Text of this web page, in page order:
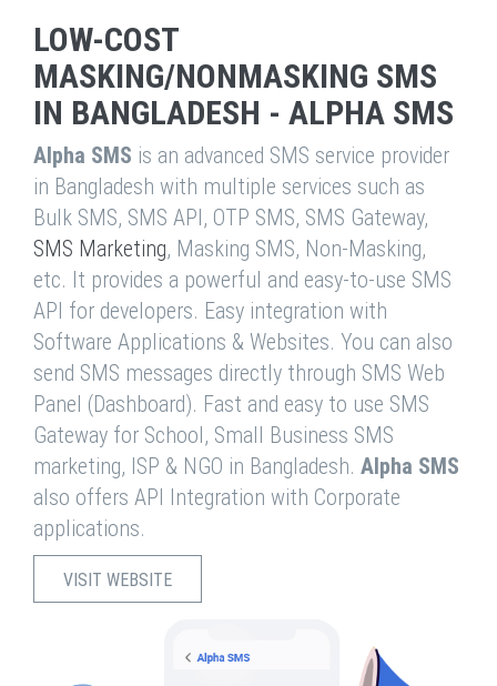
LOW-COST
MASKING/NONMASKING SMS
IN BANGLADESH - ALPHA SMS
Alpha SMS is an advanced SMS service provider
in Bangladesh with multiple services such as
Bulk SMS, SMS API, OTP SMS, SMS Gateway,
SMS Marketing, Masking SMS, Non-Masking,
etc. It provides a powerful and easy-to-use SMS
API for developers. Easy integration with
Software Applications & Websites. You can also
send SMS messages directly through SMS Web
Panel (Dashboard). Fast and easy to use SMS
Gateway for School, Small Business SMS
marketing, ISP & NGO in Bangladesh. Alpha SMS
also offers API Integration with Corporate
applications.
VISIT WEBSITE